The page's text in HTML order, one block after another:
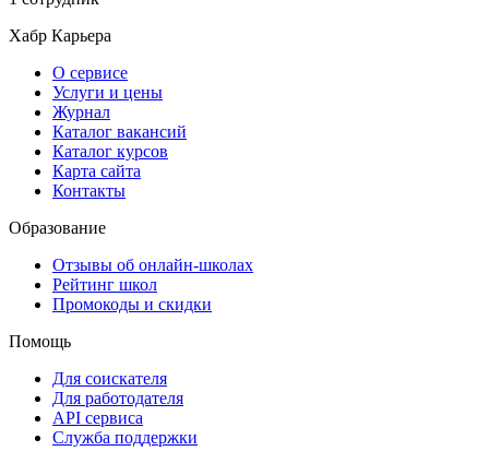
Хабр Карьера
О сервисе
Услуги и цены
Журнал
Каталог вакансий
Каталог курсов
Карта сайта
Контакты
Образование
Отзывы об онлайн-школах
Рейтинг школ
Промокоды и скидки
Помощь
Для соискателя
Для работодателя
API сервиса
Служба поддержки